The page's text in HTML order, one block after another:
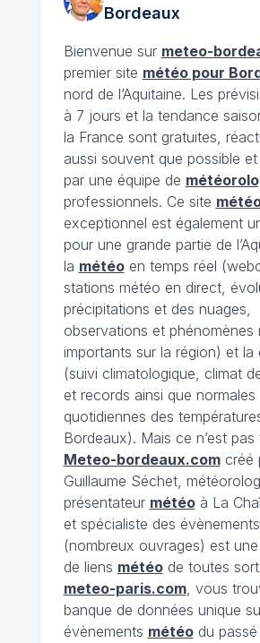
Bordeaux
Bienvenue sur meteo-
premier site météo pour
nord de l’Aquitaine. Les
à 7 jours et la tendance
la France sont gratuites,
aussi souvent que possible et
par une équipe de
professionnels. Ce site
exceptionnel est également
pour une grande partie de
la météoen temps réel
stations météo en direct,
précipitations et des nuages,
observations et phénomènes
importants sur la région) et la
(suivi climatologique, climat
et records ainsi que normales
quotidiennes des
Bordeaux). Mais ce n’est
Meteo-bordeaux.comcréé
Guillaume Séchet,
présentateur météoà La
et spécialiste des évènements
(nombreux ouvrages) est une
de liens météode toutes
meteo-paris.com, vous
banque de données unique
évènements météodu passé